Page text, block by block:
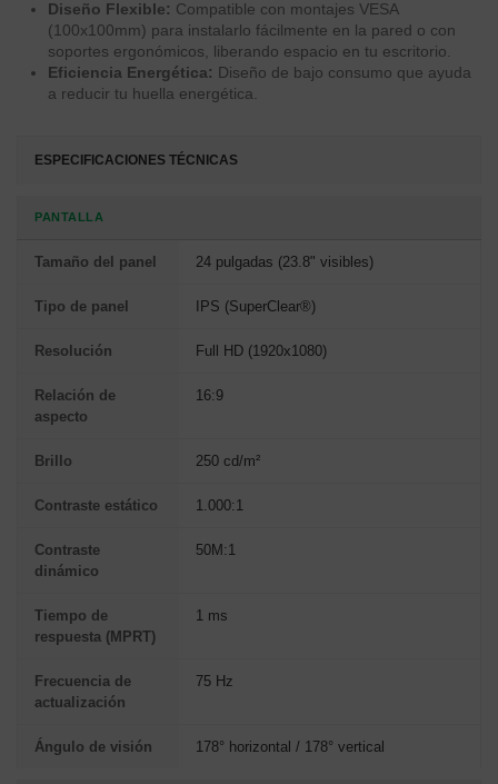
Diseño Flexible: Compatible con montajes VESA
(100x100mm) para instalarlo fácilmente en la pared o con
soportes ergonómicos, liberando espacio en tu escritorio.
Eficiencia Energética: Diseño de bajo consumo que ayuda
a reducir tu huella energética.
ESPECIFICACIONES TÉCNICAS
PANTALLA
Tamaño del panel 24 pulgadas (23.8" visibles)
Tipo de panel IPS (SuperClear®)
Resolución Full HD (1920x1080)
Relación de
aspecto
16:9
Brillo 250 cd/m²
Contraste estático 1.000:1
Contraste
dinámico
50M:1
Tiempo de
respuesta (MPRT)
1 ms
Frecuencia de
actualización
75 Hz
Ángulo de visión 178° horizontal / 178° vertical